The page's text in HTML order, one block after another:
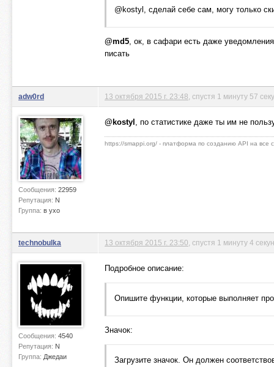
@kostyl, сделай себе сам, могу только
@md5, ок, в сафари есть даже
писать
adw0rd
Сообщения: 22959
Репутация: N
Группа: в ухо
13 октября 2015 г. 23:48 , спустя 1 минуту 57
@kostyl , по статистике даже ты им не
https://smappi.org/ - платформа по созданию API на все
technobulka
Сообщения: 4540
Репутация: N
Группа: Джедаи
13 октября 2015 г. 23:50 , спустя 1 минуту 4
Подробное описание:
Опишите функции, которые выполняет
Значок:
Загрузите значок. Он должен